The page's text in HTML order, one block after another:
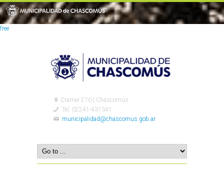
free
Cramer 270 | Chascomús
Tel: 02241-431341
municipalidad@chascomus.gob.ar